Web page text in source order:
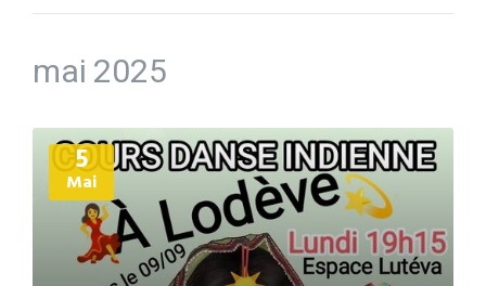
mai 2025
5
Mai
Plus
d'informations